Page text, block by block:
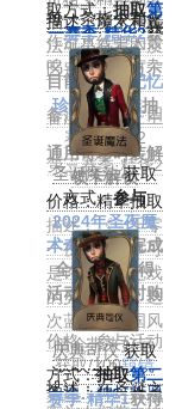
每一条指令都化
作流水线中的轰
鸣，淹没所有杂
音。
备注：第三十四
赛季·精华2
描述：魔术和魔
法可是有着本质
区别的，千万不
要混淆。
备注：亚瑟王主
题时装
第三赛季·精华2
取方式：抽取第
一赛季·精华2获
得
目前可通过记忆
珍宝·旧赛季抽
取获得
通用奇珍时装解
锁卡解锁
价格：精华抽取
描述：《一千零
一夜》的故事可
是许多奇怪把戏
的灵感之源，这
次蓝调的异国风
情会带来好运
么?
备注：神灯祈愿
圣诞魔法获取
方式：参与
2024年圣夜魔
术奇秀活动完成
全部剧情获得
活动商店限时购
买
价格：参与活动
获取/100窥镜
描述：在圣诞之
庆典司仪获取
方式：抽取第二
赛季·精华1获得